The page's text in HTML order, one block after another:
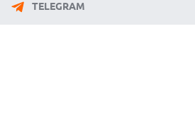
TELEGRAM